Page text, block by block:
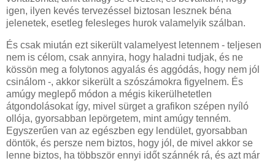
igen, ilyen kevés tervezéssel biztosan lesznek béna
jelenetek, esetleg felesleges hurok valamelyik szálban.
És csak miután ezt sikerült valamelyest letennem - teljesen
nem is célom, csak annyira, hogy haladni tudjak, és ne
kössön meg a folytonos agyalás és aggódás, hogy nem jól
csinálom -, akkor sikerült a szószámokra figyelnem. És
amúgy meglepő módon a mégis kikerülhetetlen
átgondolásokat így, mivel sürget a grafikon szépen nyíló
ollója, gyorsabban lepörgetem, mint amúgy tenném.
Egyszerűen van az egészben egy lendület, gyorsabban
döntök, és persze nem biztos, hogy jól, de mivel akkor se
lenne biztos, ha többször ennyi időt szánnék rá, és azt már